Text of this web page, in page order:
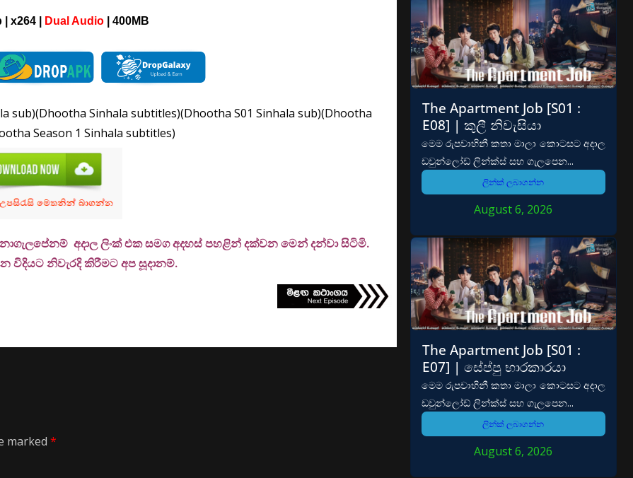
| x264 | Dual Audio| 400MB
sub)(Dhootha Sinhala subtitles)(Dhootha S01 Sinhala sub)(Dhootha
Season 1 Sinhala subtitles)
අදාල ලිංක් එක සමග අදහස් පහළින් දක්වන මෙන් දන්වා සිටිමි.
විදියට නිවැරදි කිරීමට අප සූදානම්.
marked *
The Apartment Job [S01 :
E08] | කුලී නිවැසියා
මෙම රුපවාහිනී කතා මාලා කොටසට අදාල
ඩවුන්ලෝඩ් ලින්ක්ස් සහ ගැලපෙන...
ලින්ක් ලබාගන්න
August 6, 2026
The Apartment Job [S01 :
E07] | සේප්පු භාරකාරයා
මෙම රුපවාහිනී කතා මාලා කොටසට අදාල
ඩවුන්ලෝඩ් ලින්ක්ස් සහ ගැලපෙන...
ලින්ක් ලබාගන්න
August 6, 2026